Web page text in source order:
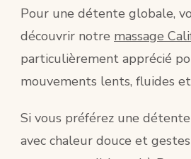
Pour une détente globale,
découvrir notre massage
particulièrement apprécié
mouvements lents, fluides
Si vous préférez une
avec chaleur douce et